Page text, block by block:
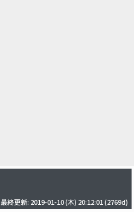
最終更新: 2019-01-10 (木) 20:12:01 (2769d)